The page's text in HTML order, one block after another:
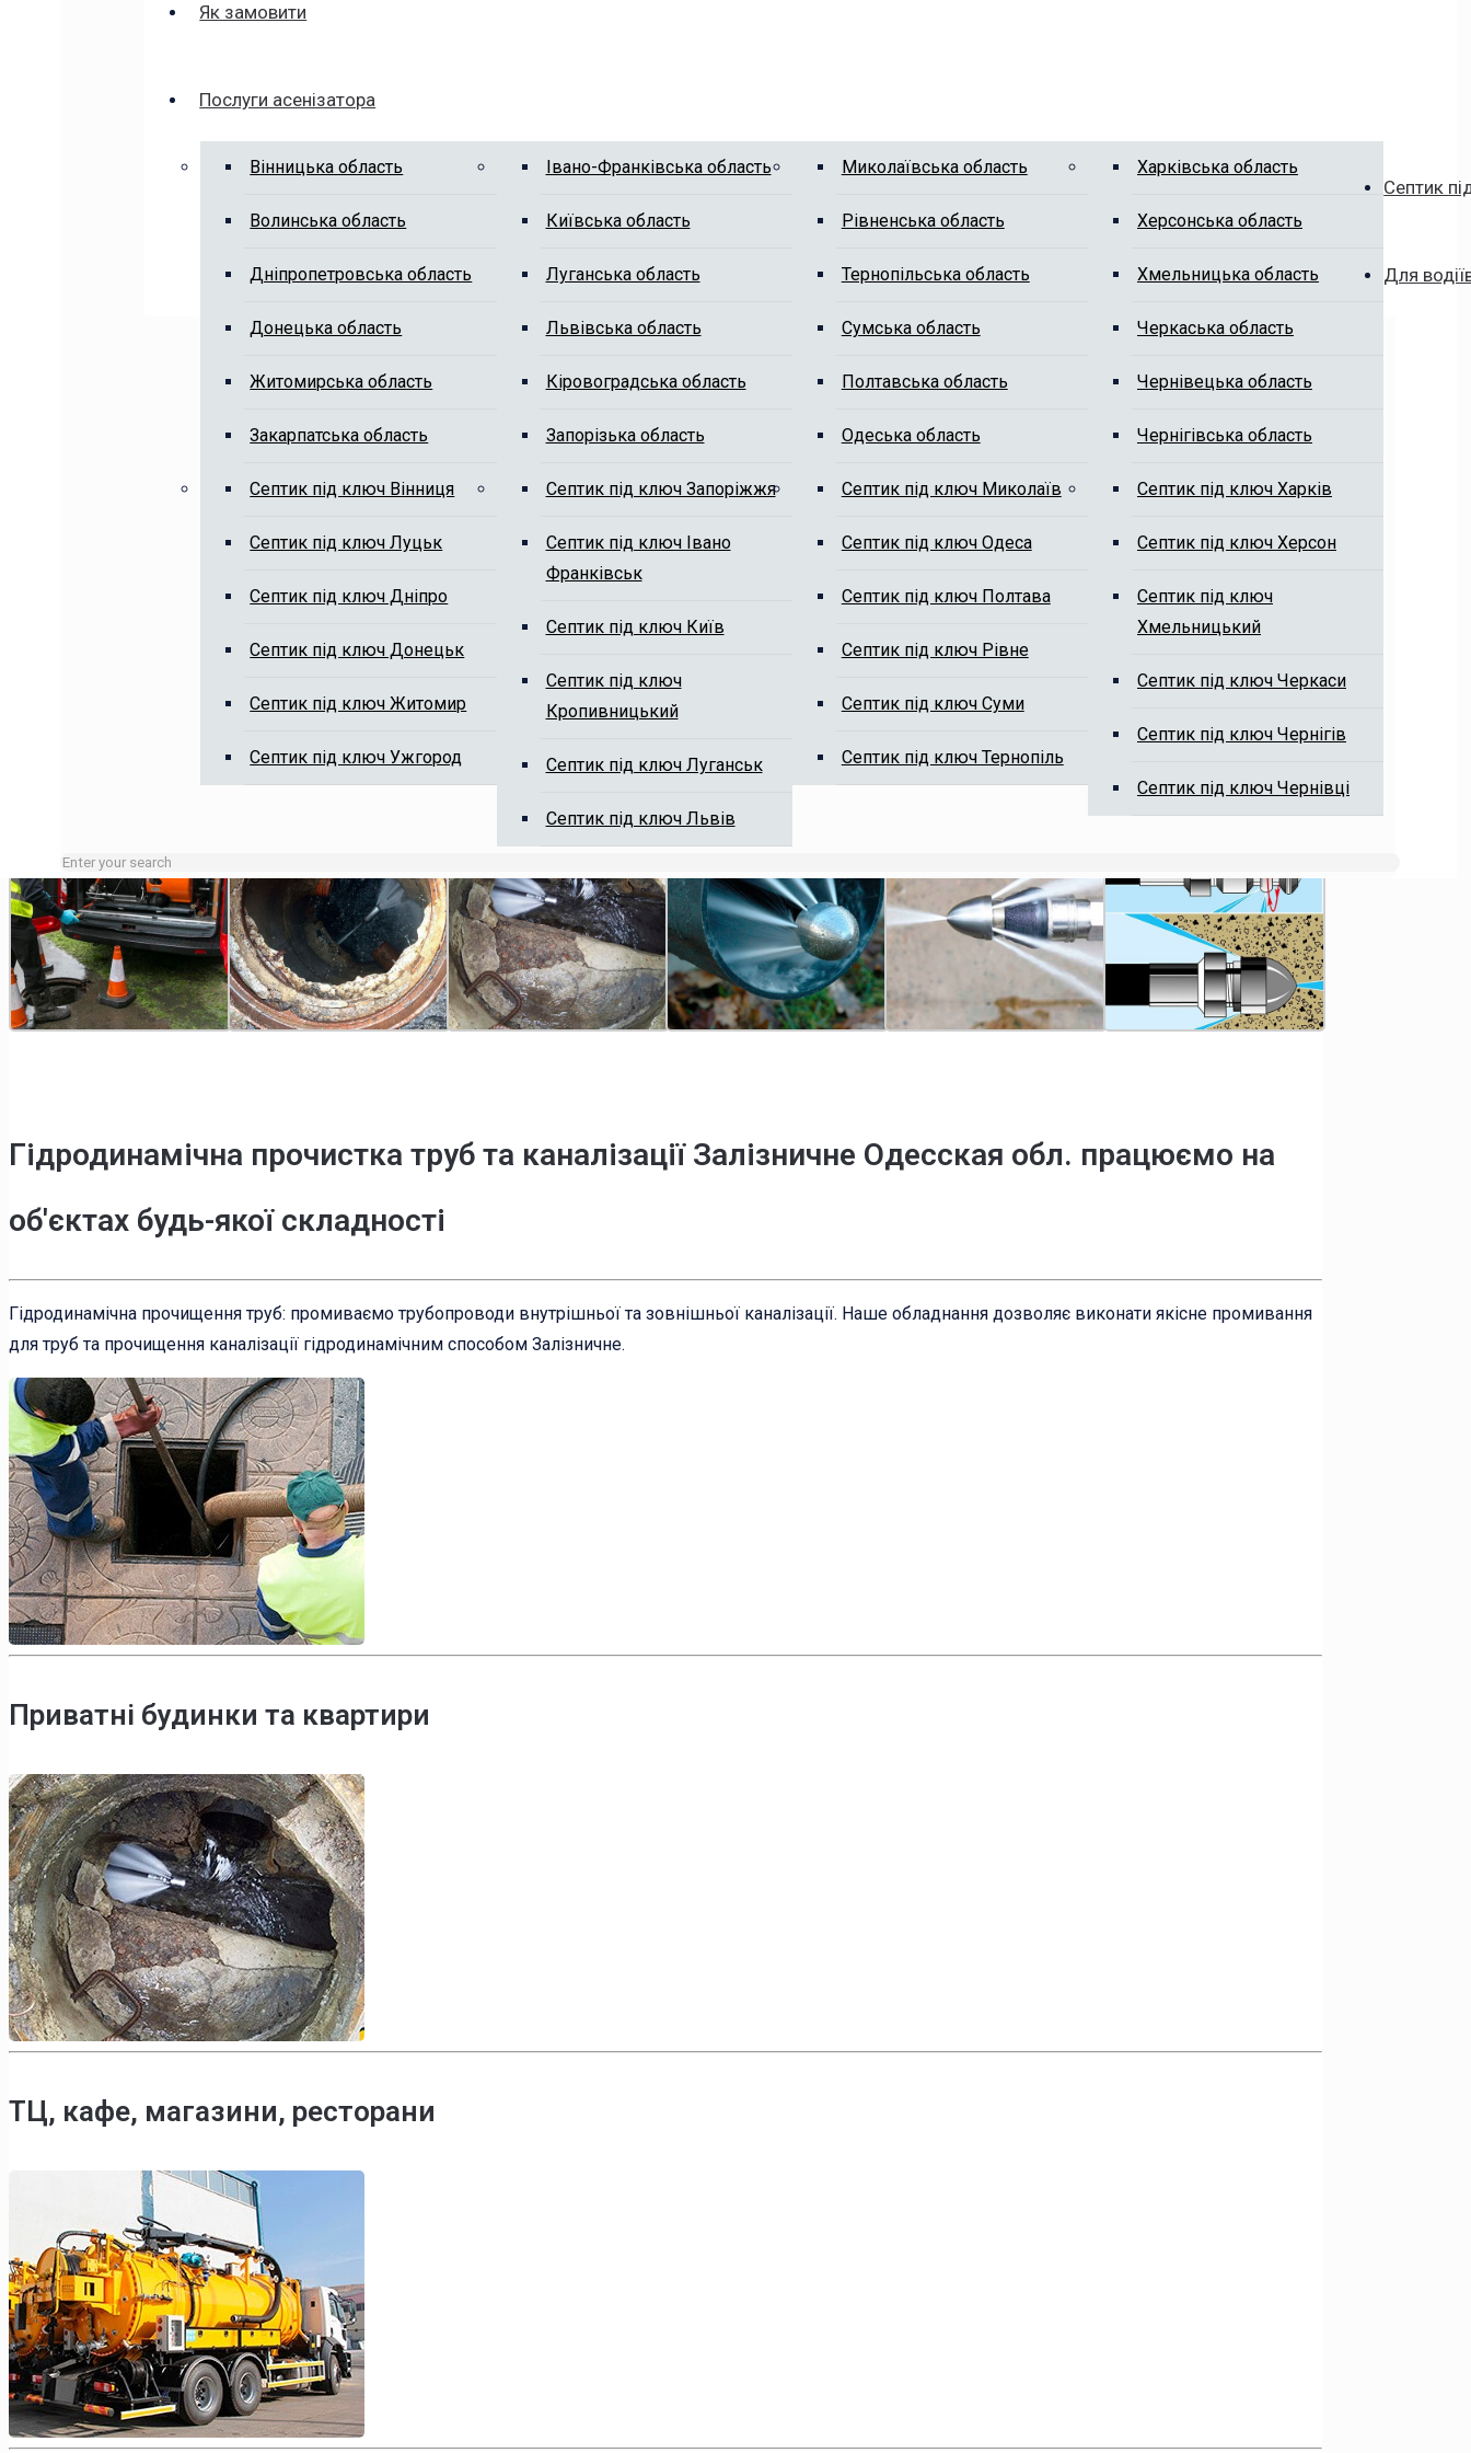
Як замовити
Послуги асенізатора
Вінницька область
Волинська область
Дніпропетровська область
Донецька область
Житомирська область
Закарпатська область
Івано-Франківська область
Київська область
Луганська область
Львівська область
Кіровоградська область
Запорізька область
Миколаївська область
Рівненська область
Тернопільська область
Сумська область
Полтавська область
Одеська область
Харківська область
Херсонська область
Хмельницька область
Черкаська область
Чернівецька область
Чернігівська область
Септик
Септик під ключ Вінниця
Септик під ключ Луцьк
Септик під ключ Дніпро
Септик під ключ Донецьк
Септик під ключ Житомир
Септик під ключ Ужгород
Септик під ключ Запоріжжя
Септик під ключ Івано
Франківськ
Септик під ключ Київ
Септик під ключ
Кропивницький
Септик під ключ Луганськ
Септик під ключ Львів
Септик під ключ Миколаїв
Септик під ключ Одеса
Септик під ключ Полтава
Септик під ключ Рівне
Септик під ключ Суми
Септик під ключ Тернопіль
Септик під ключ Харків
Септик під ключ Херсон
Септик під ключ
Хмельницький
Септик під ключ Черкаси
Септик під ключ Чернігів
Септик під ключ Чернівці
Для
Викачка вигрібних ям, чистка ям від мулу
Зайняті лінії або неробочий час залишайте заявку на сайті, ми Вам передзвонимо.
Гідродинамічна прочистка труб та каналізації Залізничне Одесская обл. працюємо на
об'єктах будь-якої складності
Гідродинамічна прочищення труб: промиваємо трубопроводи внутрішньої та зовнішньої каналізації. Наше обладнання дозволяє виконати якісне промивання
для труб та прочищення каналізації гідродинамічним способом Залізничне.
Приватні будинки та квартири
ТЦ, кафе, магазини, ресторани